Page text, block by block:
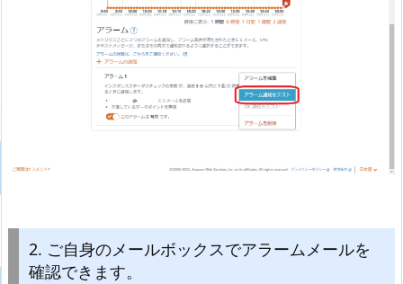
2. ご自身のメールボックスでアラームメールを
確認できます。